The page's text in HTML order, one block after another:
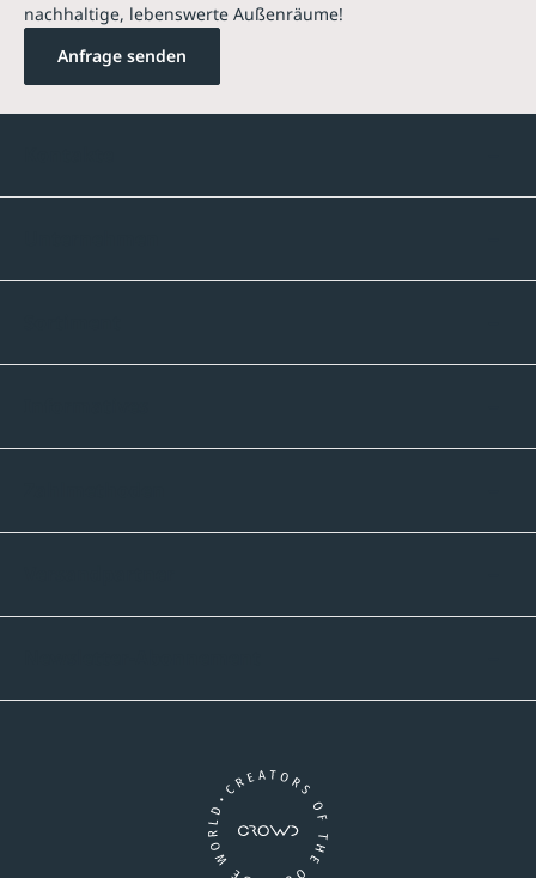
nachhaltige, lebenswerte Außenräume!
Anfrage senden